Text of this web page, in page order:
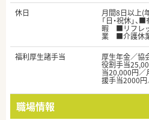
休日
月間8日以上
「日・祝休」
暇 ■リフレ
業 ■介護休
福利厚生諸手当
厚生年金／協
役割手当
当20,000円
援手当2000
職場情報